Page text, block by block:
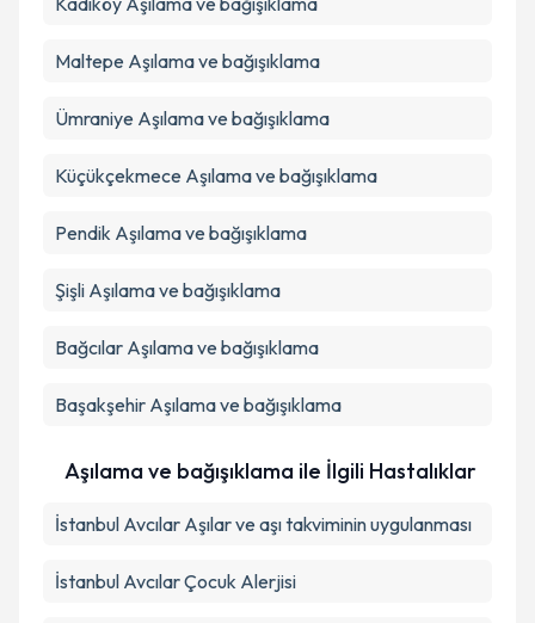
Maltepe Aşılama ve bağışıklama
Ümraniye Aşılama ve bağışıklama
Küçükçekmece Aşılama ve bağışıklama
Pendik Aşılama ve bağışıklama
Şişli Aşılama ve bağışıklama
Bağcılar Aşılama ve bağışıklama
Başakşehir Aşılama ve bağışıklama
Aşılama ve bağışıklama ile İlgili Hastalıklar
İstanbul Avcılar Aşılar ve aşı takviminin uygulanması
İstanbul Avcılar Çocuk Alerjisi